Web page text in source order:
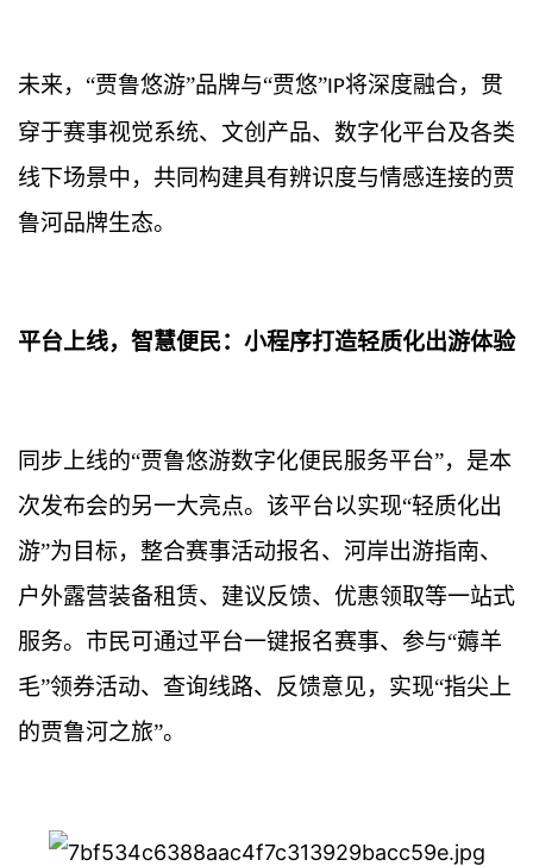
未来， “贾鲁悠游”品牌与“贾悠”IP将深度融合，贯
穿于赛事视觉系统、文创产品、数字化平台及各类
线下场景中，共同构建具有辨识度与情感连接的贾
鲁河品牌生态。
平台上线，智慧便民：小程序打造轻质化出游体验
同步上线的“贾鲁悠游数字化便民服务平台”，是本
次发布会的另一大亮点。该平台以实现“轻质化出
游”为目标，整合赛事活动报名、 河岸出游指南、
户外露营装备租赁、 建议反馈、优惠领取等一站式
服务。市民可通过平台一键报名赛事、参与“薅羊
毛”领券活动、查询线路、反馈意见，实现“指尖上
的贾鲁河之旅”。